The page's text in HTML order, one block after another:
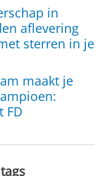
in
aflevering
sterren in je
maakt je
FD